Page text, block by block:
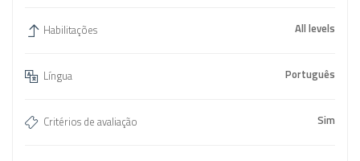
Habilitações All levels
Língua Português
Critérios de avaliação Sim